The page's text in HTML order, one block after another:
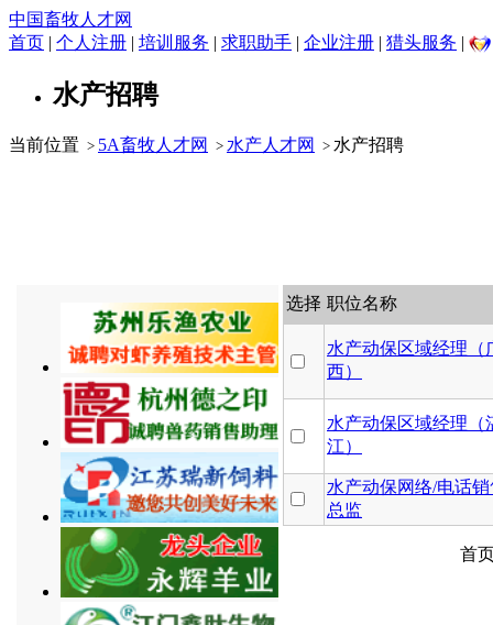
中国畜牧人才网
首页 | 个人注册 | 培训服务 | 求职助手 | 企业注册 | 猎头服务 |
水产招聘
当前位置 > 5A畜牧人才网 > 水产人才网 > 水产招聘
选择 职位名称
水产动保区域经理（
西）
水产动保区域经理（
江）
水产动保网络/电话销
总监
首